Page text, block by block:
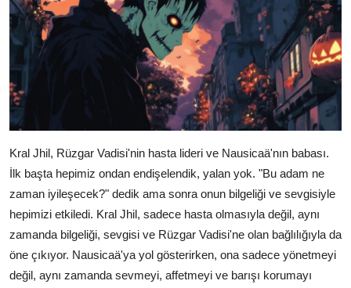
Kral Jhil, Rüzgar Vadisi'nin hasta lideri ve Nausicaä'nın babası.
İlk başta hepimiz ondan endişelendik, yalan yok. "Bu adam ne
zaman iyileşecek?" dedik ama sonra onun bilgeliği ve sevgisiyle
hepimizi etkiledi. Kral Jhil, sadece hasta olmasıyla değil, aynı
zamanda bilgeliği, sevgisi ve Rüzgar Vadisi'ne olan bağlılığıyla da
öne çıkıyor. Nausicaä'ya yol gösterirken, ona sadece yönetmeyi
değil, aynı zamanda sevmeyi, affetmeyi ve barışı korumayı